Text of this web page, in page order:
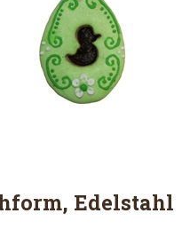
Edelstahl